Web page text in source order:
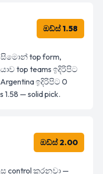
ඔඩ්ස් 1.58
සිමොන් top form,
top teams ඉදිරිපිට
ඉදිරිපිට 0
— solid pick.
ඔඩ්ස් 2.00
control කරනවා —